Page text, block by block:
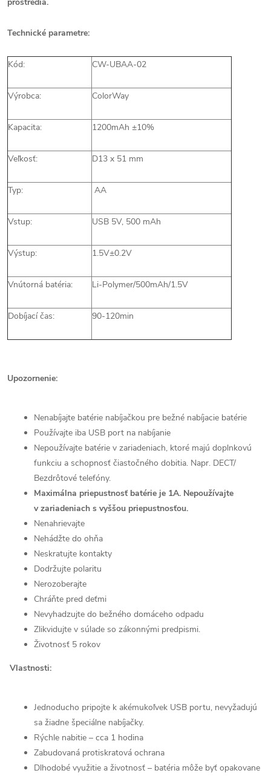
Technické parametre:
Kód: CW-UBAA-02
Výrobca: ColorWay
Kapacita: 1200mAh ±10%
Veľkosť: D13 x 51 mm
Typ: AA
Vstup: USB 5V, 500 mAh
Výstup: 1.5V±0.2V
Vnútorná batéria: Li-Polymer/500mAh/1.5V
Dobíjací čas: 90-120min
Upozornenie:
Nenabíjajte batérie nabíjačkou pre bežné nabíjacie batérie
Používajte iba USB port na nabíjanie
Nepoužívajte batérie v zariadeniach, ktoré majú doplnkovú
funkciu a schopnosť čiastočného dobitia. Napr. DECT/
Bezdrôtové telefóny.
Maximálna priepustnosť batérie je 1A. Nepoužívajte
v zariadeniach s vyššou priepustnosťou.
Nenahrievajte
Nehádžte do ohňa
Neskratujte kontakty
Dodržujte polaritu
Nerozoberajte
Chráňte pred deťmi
Nevyhadzujte do bežného domáceho odpadu
Zlikvidujte v súlade so zákonnými predpismi.
Životnosť 5 rokov
Vlastnosti:
Jednoducho pripojte k akémukoľvek USB portu, nevyžadujú
sa žiadne špeciálne nabíjačky.
Rýchle nabitie – cca 1 hodina
Zabudovaná protiskratová ochrana
Dlhodobé využitie a životnosť – batéria môže byť opakovane